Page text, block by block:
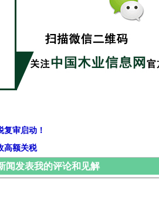
审启动！
高额关税
闻发表我的评论和见解